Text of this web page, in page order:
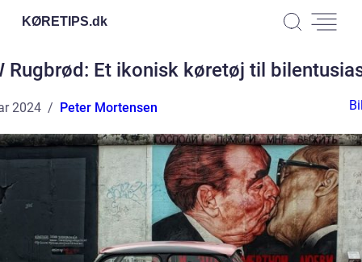
KØRETIPS.dk
Rugbrød: Et ikonisk køretøj til
2024 Peter Mortensen